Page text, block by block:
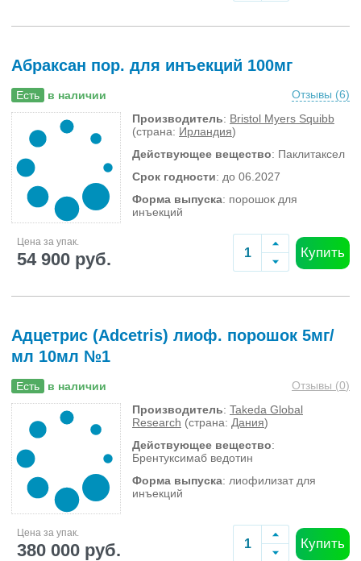
Абраксан пор. для инъекций 100мг
Есть в наличии Отзывы (6)
Производитель: Bristol Myers Squibb
(страна: Ирландия)
Действующее вещество: Паклитаксел
Срок годности: до 06.2027
Форма выпуска: порошок для
инъекций
Цена за упак.
54 900 руб. Купить
Адцетрис (Adcetris) лиоф. порошок 5мг/
мл 10мл №1
Есть в наличии Отзывы (0)
Производитель: Takeda Global
Research (страна: Дания)
Действующее вещество:
Брентуксимаб ведотин
Форма выпуска: лиофилизат для
инъекций
Цена за упак.
380 000 руб. Купить